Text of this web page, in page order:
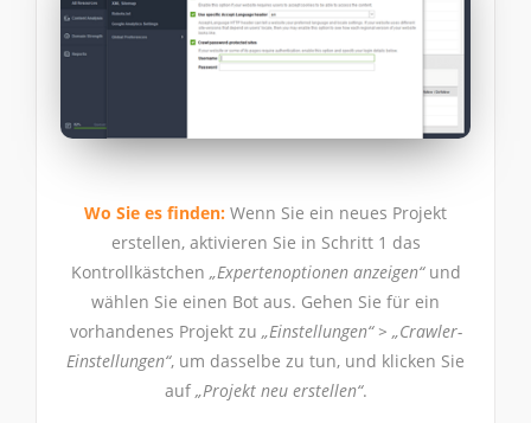
Wo Sie es finden: Wenn Sie ein neues Projekt
erstellen, aktivieren Sie in Schritt 1 das
Kontrollkästchen „Expertenoptionen anzeigen“und
wählen Sie einen Bot aus. Gehen Sie für ein
vorhandenes Projekt zu „Einstellungen“ > „Crawler-
Einstellungen“, um dasselbe zu tun, und klicken Sie
auf „Projekt neu erstellen“.